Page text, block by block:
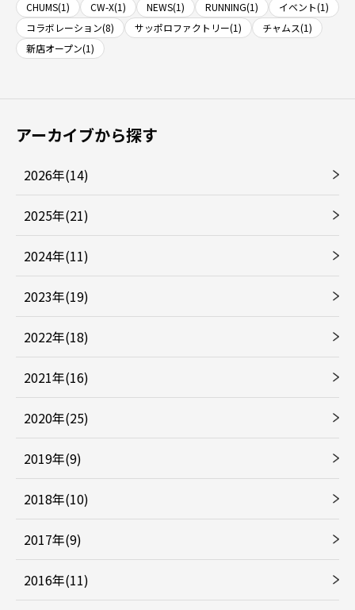
CHUMS(1) CW-X(1) NEWS(1) RUNNING(1)
イベント(1)
コラボレーション(8)
サッポロファクトリー(1)
チャムス(1)
新店オープン(1)
アーカイブから探す
2026年(14)
2025年(21)
2024年(11)
2023年(19)
2022年(18)
2021年(16)
2020年(25)
2019年(9)
2018年(10)
2017年(9)
2016年(11)